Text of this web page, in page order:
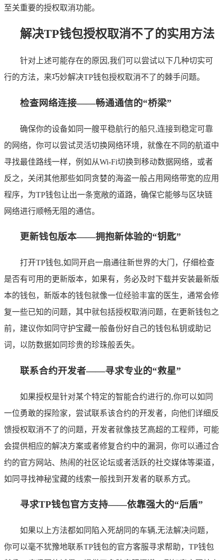
至关重要的授权取消功能。
解决TP钱包授权取消不了的实用方法
针对上述可能存在的原因,我们可以尝试以下几种切实可
行的方法，来巧妙解决TP钱包授权取消不了的棘手问题。
检查网络连接——畅通通信的“桥梁”
确保你的设备如同一艘平稳航行的船只,连接到稳定可靠
的网络，你可以尝试灵活切换网络环境，就像在不同的航道中
寻找最佳路线一样，例如从Wi-Fi切换到移动数据网络，或者
反之，关闭其他那些如同贪婪的海盗一般占用网络带宽的应用
程序，为TP钱包让出一条宽敞的道路，确保它能够与区块链
网络进行顺畅无阻的通信。
更新钱包版本——拥抱新体验的“钥匙”
打开TP钱包,如同开启一扇通往新世界的大门，仔细检查
是否有可用的更新版本，如果有，务必及时下载并安装最新版
本的钱包，新版本的钱包就像一位经验丰富的医生，通常会修
复一些已知的问题，其中就包括授权取消问题，在更新钱包之
前，建议你如同守护宝藏一般备份好自己的钱包私钥或助记
词，以防数据如同珍贵的珍珠般丢失。
联系合约开发者——寻求专业的“救星”
如果授权是针对某个特定的智能合约进行的,你可以如同
一位勇敢的探险家，尝试联系该合约的开发者，向他们详细反
馈授权取消不了的问题，开发者就像技艺高超的工程师，可能
会提供相应的解决方案或者修复合约中的漏洞，你可以通过合
约的官方网站、热闹的社区论坛或者活跃的社交媒体等渠道，
如同寻找神秘宝藏的线索一般找到开发者的联系方式。
寻求TP钱包官方支持——依靠强大的“后盾”
如果以上方法都如同陷入死胡同的车辆,无法解决问题，
你可以毫不犹豫地联系TP钱包的官方客服寻求帮助，TP钱包